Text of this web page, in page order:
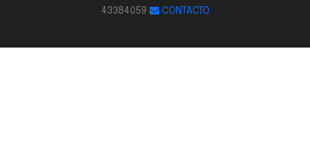
43384059
CONTACTO